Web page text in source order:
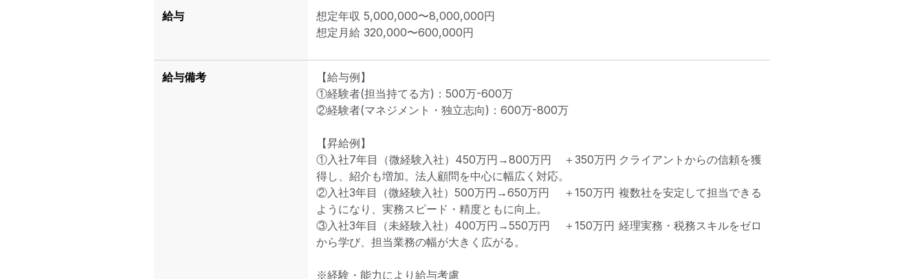
給与 想定年収 5,000,000〜8,000,000円
想定月給 320,000〜600,000円
給与備考
【給与例】
①経験者(担当持てる方)：500万-600万
②経験者(マネジメント・独立志向)：600万-800万
【昇給例】
①入社7年目（微経験入社）450万円→800万円	＋350万円	クライアントからの信頼を獲
得し、紹介も増加。法人顧問を中心に幅広く対応。
②入社3年目（微経験入社）500万円→650万円	＋150万円	複数社を安定して担当できる
ようになり、実務スピード・精度ともに向上。
③入社3年目（未経験入社）400万円→550万円	＋150万円	経理実務・税務スキルをゼロ
から学び、担当業務の幅が大きく広がる。
※経験・能力により給与考慮